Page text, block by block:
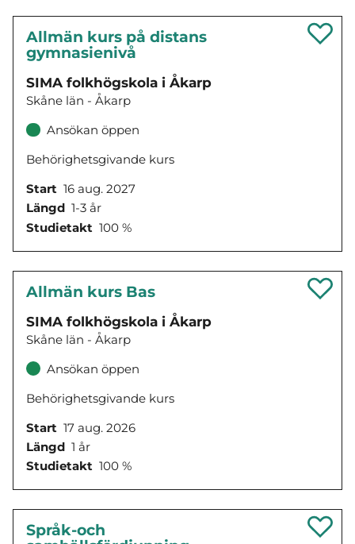
Allmän kurs på distans
gymnasienivå
SIMA folkhögskola i Åkarp
Skåne län - Åkarp
Ansökan öppen
Behörighetsgivande kurs
Start 16 aug. 2027
Längd 1-3 år
Studietakt 100 %
Allmän kurs Bas
SIMA folkhögskola i Åkarp
Skåne län - Åkarp
Ansökan öppen
Behörighetsgivande kurs
Start 17 aug. 2026
Längd 1 år
Studietakt 100 %
Språk-och